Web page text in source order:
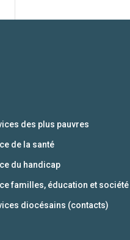
des plus pauvres
de la santé
du handicap
familles, éducation et société
diocésains (contacts)